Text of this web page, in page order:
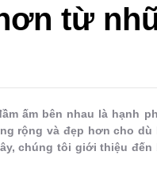
từ
ấm bên nhau là hạnh
rộng và đẹp hơn cho
chúng tôi giới thiệu